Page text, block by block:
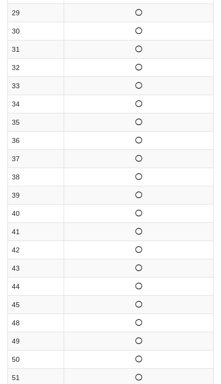
29 ◯
30 ◯
31 ◯
32 ◯
33 ◯
34 ◯
35 ◯
36 ◯
37 ◯
38 ◯
39 ◯
40 ◯
41 ◯
42 ◯
43 ◯
44 ◯
45 ◯
48 ◯
49 ◯
50 ◯
51 ◯